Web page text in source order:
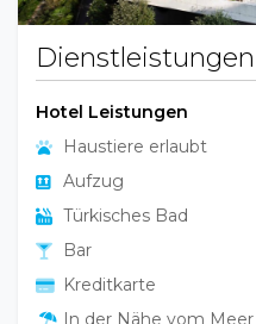
Dienstleistungen
Hotel Leistungen
Haustiere erlaubt
Aufzug
Türkisches Bad
Bar
Kreditkarte
In der Nähe vom Meer
Familienhotels